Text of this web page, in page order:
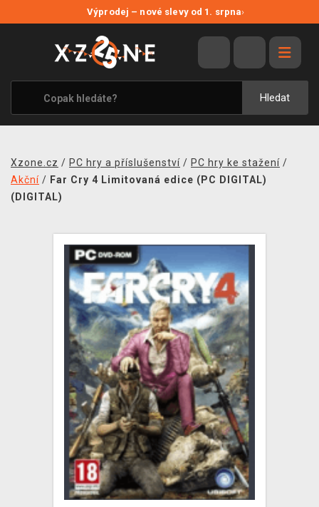
Výprodej – nové slevy od 1. srpna›
Hledat
VÝPRODEJ
VIDEOHRY
XZONE ORIGINALS
TÉMATIKY
MERCHANDISE
KONTAKT
PRODEJNY
DOPRAVA
XZONE KLUB
TCG & BOARDGAME HUB
VÝKUP HER (BAZAR)
Xzone.cz / PC hry a příslušenství / PC hry ke stažení /
Akční / Far Cry 4 Limitovaná edice (PC DIGITAL)
(DIGITAL)